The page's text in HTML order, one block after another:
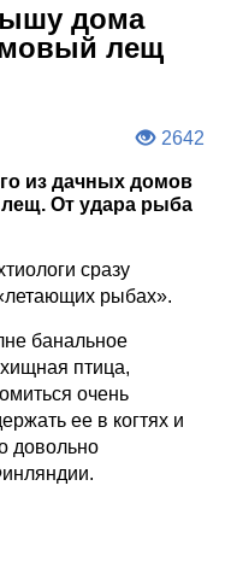
дома
лещ
2642
из дачных домов
От удара рыба
сразу
рыбах».
банальное
птица,
очень
ее в когтях и
довольно